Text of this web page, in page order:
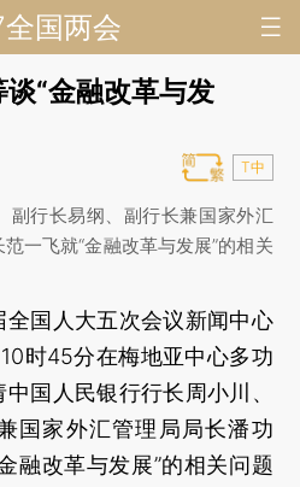
国两会
“金融改革与发
T中
副行长易纲、副行长兼国家外汇
一飞就“金融改革与发展”的相关
全国人大五次会议新闻中心
时45分在梅地亚中心多功
国人民银行行长周小川、
国家外汇管理局局长潘功
融改革与发展”的相关问题